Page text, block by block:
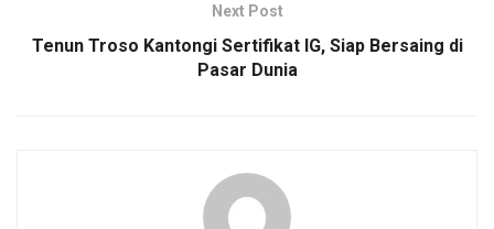
Next Post
Tenun Troso Kantongi Sertifikat IG, Siap Bersaing di
Pasar Dunia